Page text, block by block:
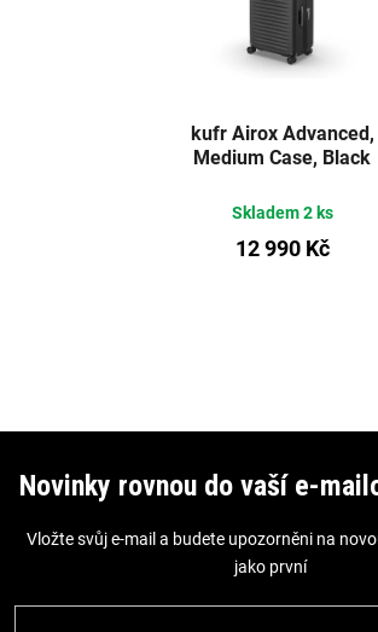
kufr Airox Advanced,
Medium Case, Black
Skladem2 ks
12 990 Kč
Novinky rovnou do vaší e-
Vložte svůj e-mail a budete upozorněni na
jako první